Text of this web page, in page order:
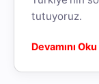
tutuyoruz.
Devamını